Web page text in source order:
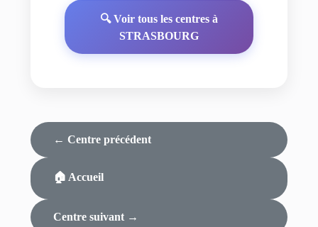
🔍 Voir tous les centres à
STRASBOURG
← Centre précédent
🏠 Accueil
Centre suivant →